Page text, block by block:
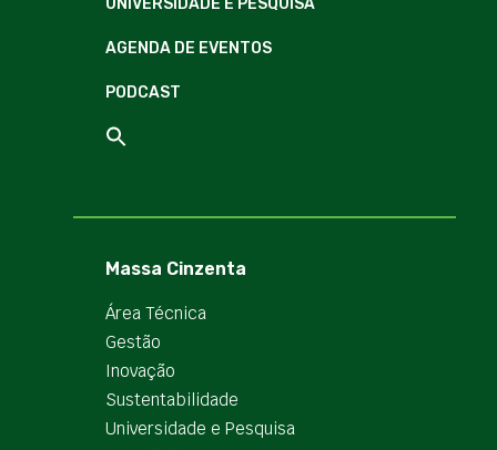
UNIVERSIDADE E PESQUISA
AGENDA DE EVENTOS
PODCAST
Massa Cinzenta
Área Técnica
Gestão
Inovação
Sustentabilidade
Universidade e Pesquisa